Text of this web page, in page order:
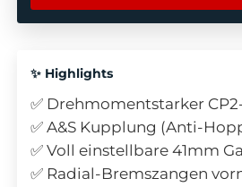
✨ Highlights
✅ Drehmomentstarker
✅ A&S Kupplung (Anti-
✅ Voll einstellbare 41mm
✅ Radial-Bremszangen